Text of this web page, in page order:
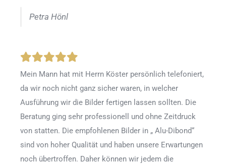
Petra Hönl
Mein Mann hat mit Herrn Köster persönlich telefoniert,
da wir noch nicht ganz sicher waren, in welcher
Ausführung wir die Bilder fertigen lassen sollten. Die
Beratung ging sehr professionell und ohne Zeitdruck
von statten. Die empfohlenen Bilder in „ Alu-Dibond“
sind von hoher Qualität und haben unsere Erwartungen
noch übertroffen. Daher können wir jedem die